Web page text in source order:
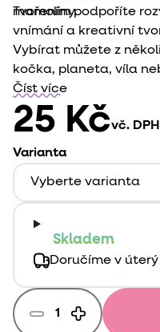
mamolíny.
Tvořením podpoříte
vnímání a kreativní
Vybírat můžete z
kočka, planeta, víla
Číst více
25 Kčvč. DPH
Varianta
Skladem
Doručíme v úterý